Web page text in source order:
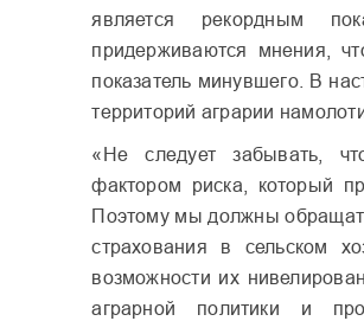
является рекордным
придерживаются мнения,
показатель минувшего. В
территорий аграрии
«Не следует забывать,
фактором риска, который
Поэтому мы должны
страхования в сельском
возможности их
аграрной политики и